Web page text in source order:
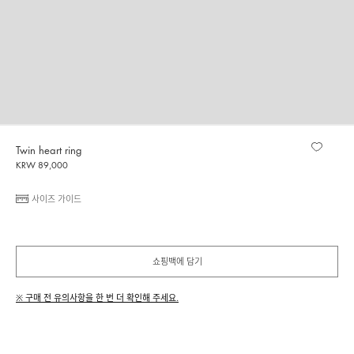
Twin heart ring
KRW 89,000
사이즈 가이드
쇼핑백에 담기
※ 구매 전 유의사항을 한 번 더 확인해 주세요.